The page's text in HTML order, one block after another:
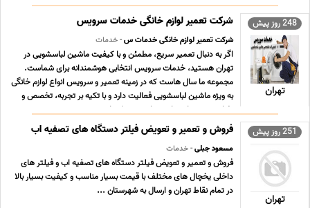
248 روز پیش
تهران
شرکت تعمیر لوازم خانگی خدمات سرویس
شرکت تعمیر لوازم خانگی خدمات س- خدمات
اگر به دنبال تعمیر سریع، مطمئن و با کیفیت ماشین لباسشویی در
تهران هستید، خدمات سرویس انتخابی هوشمندانه برای شماست.
مجموعه ما سال هاست که در زمینه تعمیر و سرویس انواع لوازم خانگی
به ویژه ماشین لباسشویی فعالیت دارد و با تکیه بر تجربه، تخصص و
رضایت مشتریان توانسته است به یکی از معتب ... ...
251 روز پیش
تهران
فروش و تعمیر و تعویض فیلتر دستگاه های تصفیه اب
مسعود جبلی- خدمات
فروش و تعمیر و تعویض فیلتر دستگاه های تصفیه اب و فیلتر های
داخلی یخچال های مختلف با قیمت بسیار مناسب و کیفیت بسیار بالا
در تمام نقاط تهران و ارسال به شهرستان ...